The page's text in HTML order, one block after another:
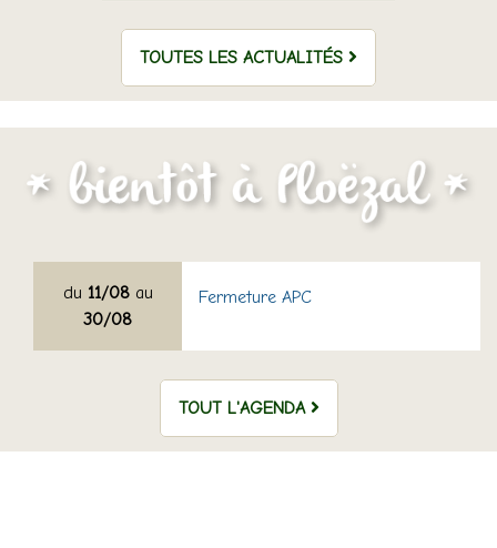
TOUTES LES ACTUALITÉS
du 11/08au
30/08
Fermeture APC
TOUT L'AGENDA